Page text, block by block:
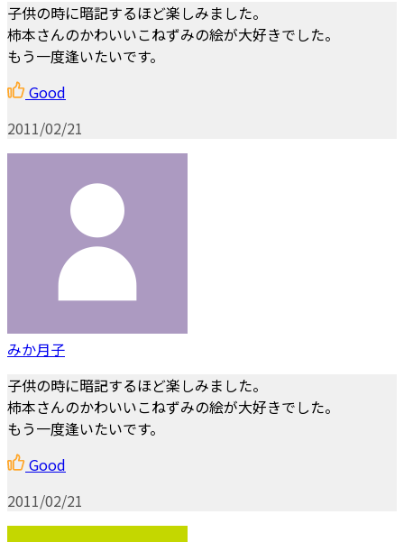
子供の時に暗記するほど楽しみました。
柿本さんのかわいいこねずみの絵が大好きでした。
もう一度逢いたいです。
Good
2011/02/21
みか月子
子供の時に暗記するほど楽しみました。
柿本さんのかわいいこねずみの絵が大好きでした。
もう一度逢いたいです。
Good
2011/02/21